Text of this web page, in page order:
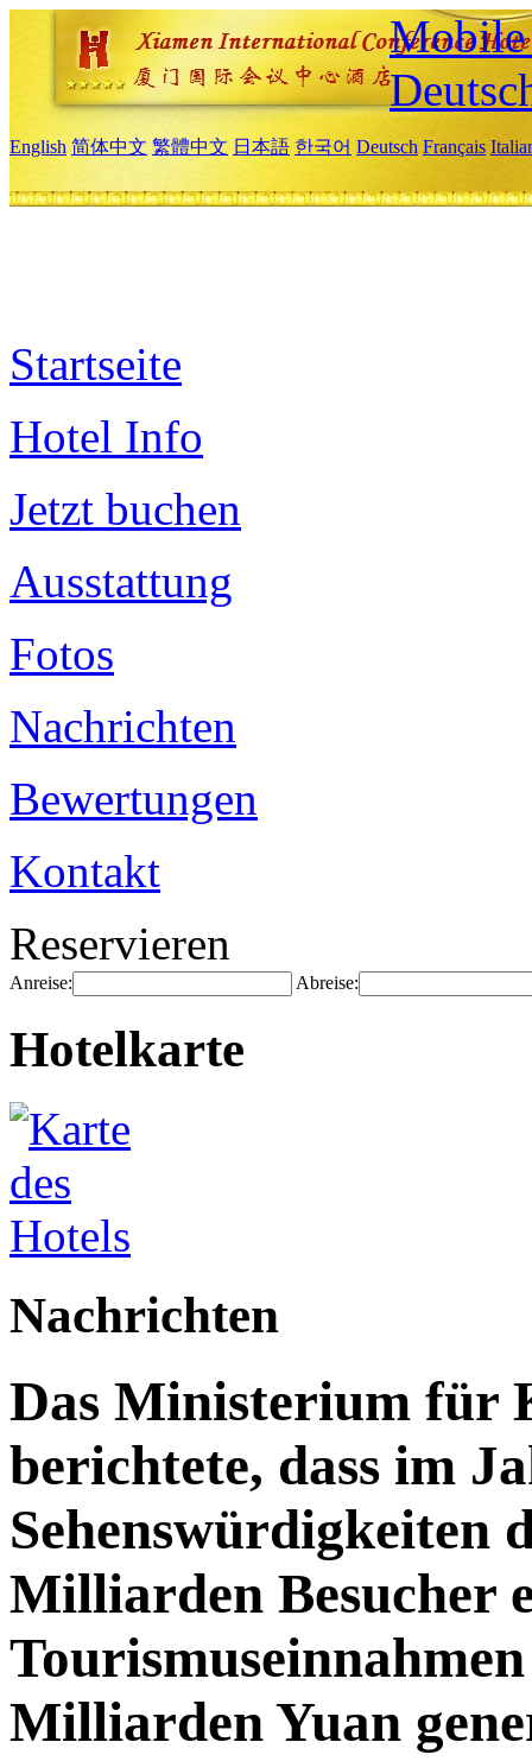
Mobile
English 简体中文 繁體中文 日本語 한국어 Deutsch Français
Startseite
Hotel Info
Jetzt buchen
Ausstattung
Fotos
Nachrichten
Bewertungen
Kontakt
Reservieren
Anreise: Abreise:
Hotelkarte
Nachrichten
Das Ministerium für
berichtete, dass im
Sehenswürdigkeiten
Milliarden Besucher
Milliarden Yuan